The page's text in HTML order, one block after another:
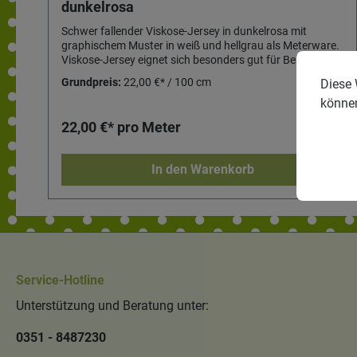
dunkelrosa
Schwer fallender Viskose-Jersey in dunkelrosa mit
graphischem Muster in weiß und hellgrau als Meterware.
Viskose-Jersey eignet sich besonders gut für Bekleidung
Kleidungsstücke. Es kann Farbabweichungen geben.
Grundpreis: 22,00 €* / 100 cm
22,00 €* pro Meter
In den Warenkorb
Service-Hotline
Unterstützung und Beratung unter:
0351 - 8487230
Diese